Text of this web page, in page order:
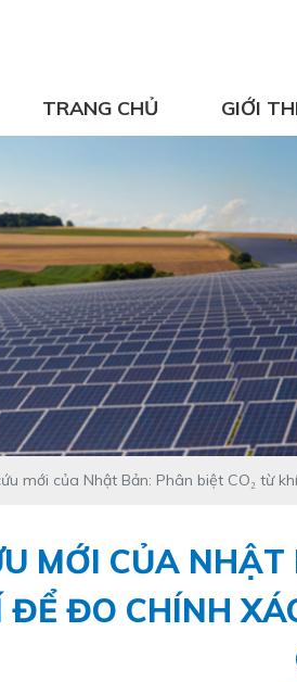
TRANG CHỦ GIỚI
mới của Nhật Bản: Phân biệt CO₂ từ
MỚI CỦA
ĐỂ ĐO CHÍNH